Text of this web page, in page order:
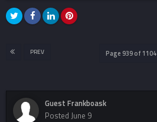
PREV Page 939 of 1104
Guest Frankboask
Posted June 9